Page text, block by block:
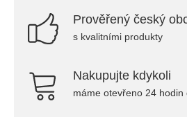
Prověřený český
s kvalitními produkty
Nakupujte kdykoli
máme otevřeno 24 hodin